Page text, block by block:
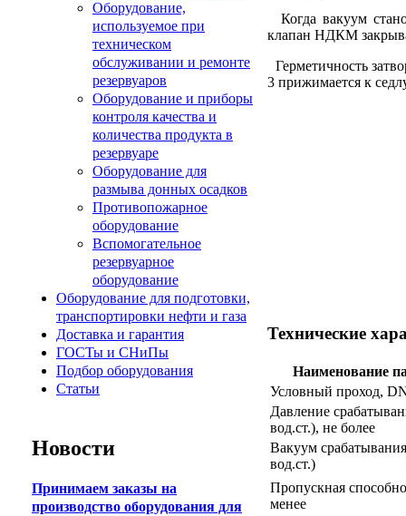
Оборудование,
используемое при
техническом
обслуживании и ремонте
резервуаров
Оборудование и приборы
контроля качества и
количества продукта в
резервуаре
Оборудование для
размыва донных осадков
Противопожарное
оборудование
Вспомогательное
резервуарное
оборудование
Оборудование для подготовки,
транспортировки нефти и газа
Доставка и гарантия
ГОСТы и СНиПы
Подбор оборудования
Статьи
Новости
Принимаем заказы на
производство оборудования для
Когда вакуум
клапан НДКМ
Герметичность
3 прижимается к
Технические
Наименование
Условный проход,
Давление
вод.ст.), не более
Вакуум
вод.ст.)
Пропускная
менее